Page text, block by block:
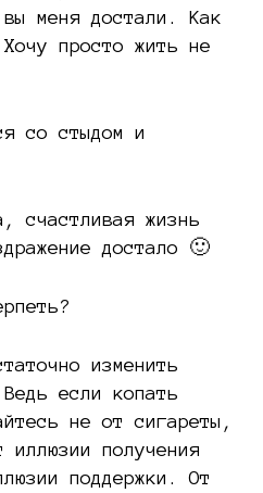
меня достали. Как
просто жить не
со стыдом и
счастливая жизнь
достало 🙂
изменить
если копать
не от сигареты,
иллюзии получения
поддержки. От